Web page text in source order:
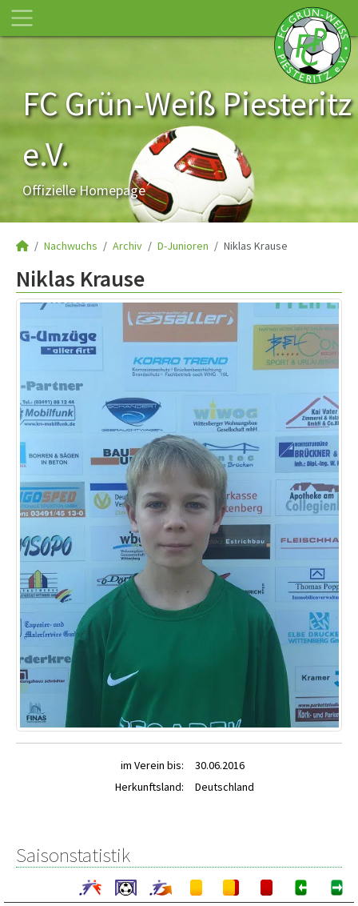
FC Grün-Weiß Piesteritz
e.V.
Offizielle Homepage
Nachwuchs Archiv D-Junioren Niklas Krause
Niklas Krause
im Verein bis:
30.06.2016
Herkunftsland:
Deutschland
Saisonstatistik